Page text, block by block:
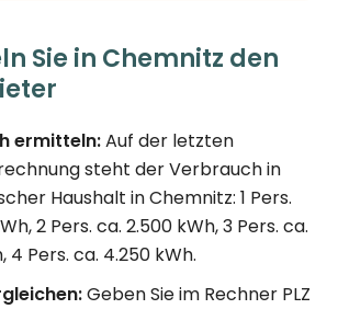
Sie in Chemnitz den
ermitteln:Auf der letzten
steht der Verbrauch in
Haushalt in Chemnitz: 1 Pers.
2 Pers. ca. 2.500 kWh, 3 Pers. ca.
4 Pers. ca. 4.250 kWh.
Geben Sie im Rechner PLZ